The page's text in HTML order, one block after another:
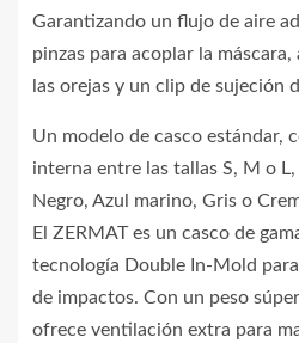
Garantizando un flujo de aire
pinzas para acoplar la
las orejas y un clip de sujeción
Un modelo de casco estándar,
interna entre las tallas S, M o
Negro, Azul marino, Gris o
El ZERMAT es un casco de
tecnología Double In-Mold
de impactos. Con un peso
ofrece ventilación extra para